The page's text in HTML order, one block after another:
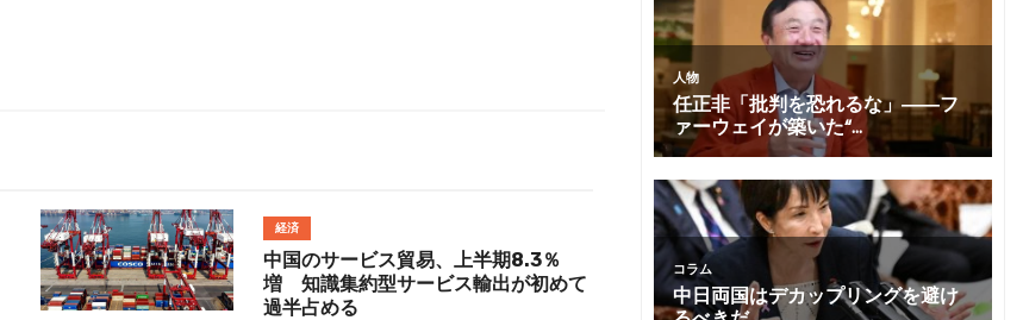
経済
中国のサービス貿易、上半期8.3％
増 知識集約型サービス輸出が初めて
過半占める